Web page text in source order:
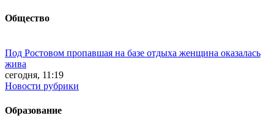
Общество
Под Ростовом пропавшая на базе отдыха женщина оказалась
жива
сегодня, 11:19
Новости рубрики
Образование